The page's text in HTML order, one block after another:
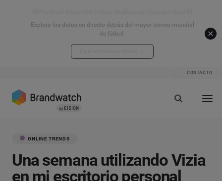
Explora los datos en directo detrás del mayor torneo mundial
de fútbol.
CONTACTO
ONLINE TRENDS
Una semana utilizando Vizia
en mi escritorio personal